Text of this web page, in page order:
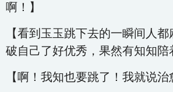
啊！】
【看到玉玉跳下去的一瞬间人
破自己了好优秀，果然有知知陪
【啊！我知也要跳了！我就说治